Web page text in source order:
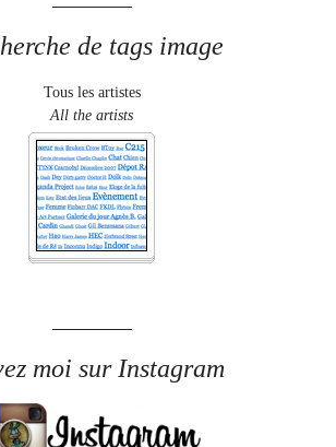
de tags image
Tous les artistes
All the artists
moi sur Instagram